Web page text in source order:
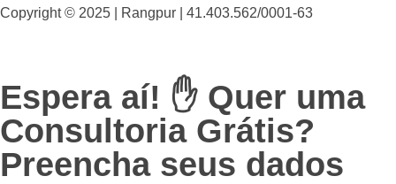
Copyright © 2025 | Rangpur | 41.403.562/0001-63
Espera aí! ✋ Quer uma
Consultoria Grátis?
Preencha seus dados